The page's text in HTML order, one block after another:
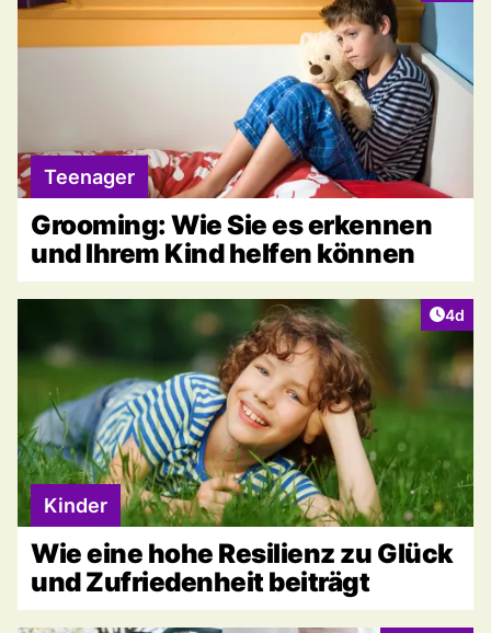
Teenager
Grooming: Wie Sie es erkennen
und Ihrem Kind helfen können
4d
Kinder
Wie eine hohe Resilienz zu Glück
und Zufriedenheit beiträgt